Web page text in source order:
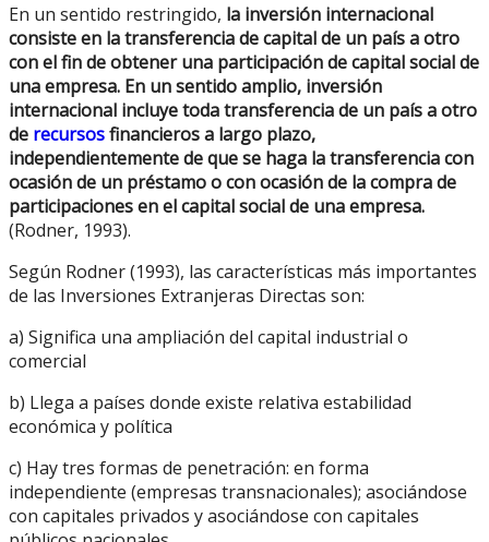
En un sentido restringido, la inversión internacional
consiste en la transferencia de capital de un país a otro
con el fin de obtener una participación de capital social de
una empresa. En un sentido amplio, inversión
internacional incluye toda transferencia de un país a otro
de recursosfinancieros a largo plazo,
independientemente de que se haga la transferencia con
ocasión de un préstamo o con ocasión de la compra de
participaciones en el capital social de una empresa.
(Rodner, 1993).
Según Rodner (1993), las características más importantes
de las Inversiones Extranjeras Directas son:
a) Significa una ampliación del capital industrial o
comercial
b) Llega a países donde existe relativa estabilidad
económica y política
c) Hay tres formas de penetración: en forma
independiente (empresas transnacionales); asociándose
con capitales privados y asociándose con capitales